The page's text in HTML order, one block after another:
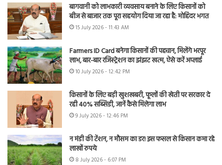
बागवानी को लाभकारी व्यवसाय बनाने के लिए किसानों को
बीज से बाजार तक पूरा सहयोग दिया जा रहा है: मोहिंदर भगत
15 July 2026 - 11:43 AM
Farmers ID Card बनेगा किसानों की पहचान, मिलेंगे भरपूर
लाभ, बार-बार रजिस्ट्रेशन का झंझट खत्म, ऐसे करें अप्लाई
10 July 2026 - 12:42 PM
किसानों के लिए बड़ी खुशखबरी, फूलों की खेती पर सरकार दे
रही 40% सब्सिडी, जानें कैसे मिलेगा लाभ
9 July 2026 - 12:46 PM
न मंडी की टेंशन, न मौसम का डर! इस फसल से किसान कमा रहे
लाखों रुपये
8 July 2026 - 6:07 PM